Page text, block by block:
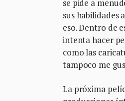
se pide a
sus habilidades
eso. Dentro de
intenta hacer
como las
tampoco me
La próxima